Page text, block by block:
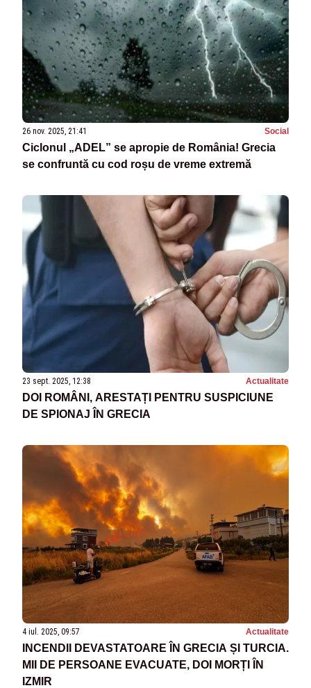
26 nov. 2025, 21:41 Social
Ciclonul „ADEL” se apropie de România! Grecia
se confruntă cu cod roșu de vreme extremă
23 sept. 2025, 12:38 Actualitate
DOI ROMÂNI, ARESTAȚI PENTRU SUSPICIUNE
DE SPIONAJ ÎN GRECIA
4 iul. 2025, 09:57 Actualitate
INCENDII DEVASTATOARE ÎN GRECIA ȘI TURCIA.
MII DE PERSOANE EVACUATE, DOI MORȚI ÎN
IZMIR